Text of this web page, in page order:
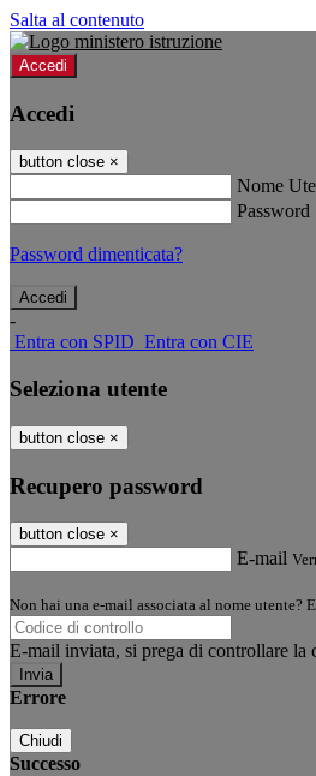
Salta al contenuto
Accedi
Accedi
button close ×
Nome
Password
Password dimenticata?
-
Entra con SPID Entra con CIE
Seleziona utente
button close ×
Recupero password
button close ×
E-mail
Non hai una e-mail associata al nome utente?
E-mail inviata, si prega di controllare la
Errore
Chiudi
Successo